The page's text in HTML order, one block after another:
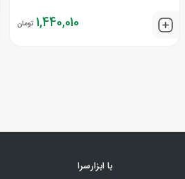
1,440,010 تومان
با ابزارسرا